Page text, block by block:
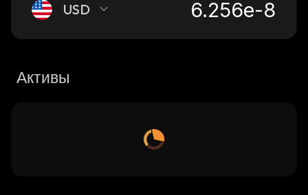
USD
Активы